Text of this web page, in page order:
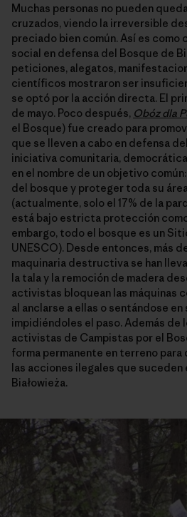
Muchas personas no pueden
cruzados, viendo la irreversible
preciado bien común. Así es como
social en defensa del Bosque de
peticiones, alegatos,
científicos mostraron ser
se optó por la acción directa. El
de mayo. Poco después, Obóz dla
el Bosque) fue creado para
que se lleven a cabo en defensa
iniciativa comunitaria,
en el nombre de un objetivo
del bosque y proteger toda su
(actualmente, solo el 17% de la
está bajo estricta protección
embargo, todo el bosque es un
UNESCO). Desde entonces, más
maquinaria destructiva se han
la tala y la remoción de madera
activistas bloquean las máquinas
al anclarse a ellas o sentándose en
impidiéndoles el paso. Además de
activistas de Campistas por el
forma permanente en terreno
las acciones ilegales que suceden
Białowieża.